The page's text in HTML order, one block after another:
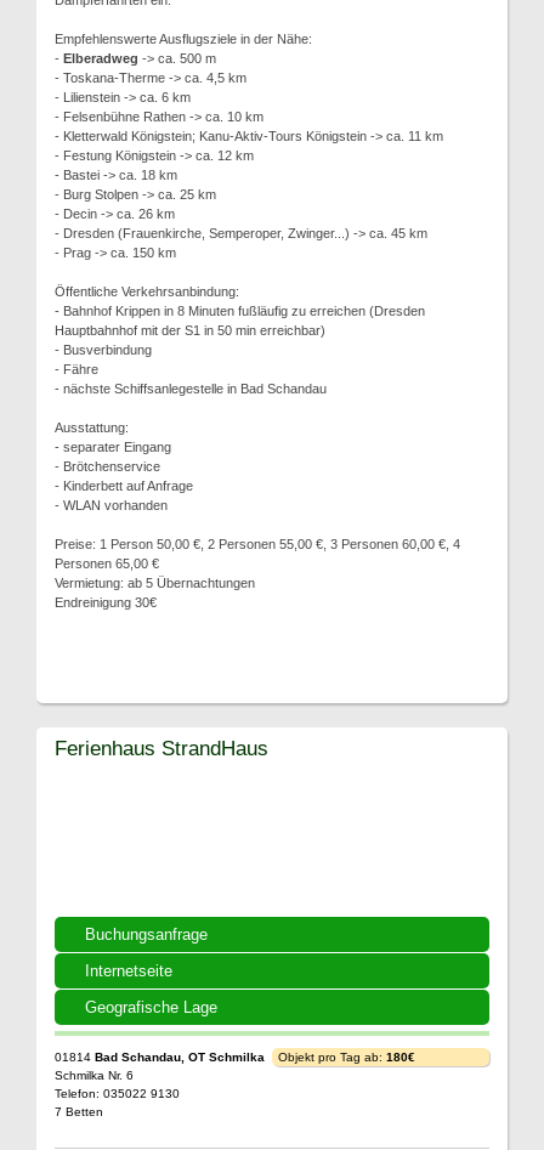
Empfehlenswerte Ausflugsziele in der Nähe:
- Elberadweg -> ca. 500 m
- Toskana-Therme -> ca. 4,5 km
- Lilienstein -> ca. 6 km
- Felsenbühne Rathen -> ca. 10 km
- Kletterwald Königstein; Kanu-Aktiv-Tours Königstein -> ca. 11 km
- Festung Königstein -> ca. 12 km
- Bastei -> ca. 18 km
- Burg Stolpen -> ca. 25 km
- Decin -> ca. 26 km
- Dresden (Frauenkirche, Semperoper, Zwinger...) -> ca. 45 km
- Prag -> ca. 150 km
Öffentliche Verkehrsanbindung:
- Bahnhof Krippen in 8 Minuten fußläufig zu erreichen (Dresden
Hauptbahnhof mit der S1 in 50 min erreichbar)
- Busverbindung
- Fähre
- nächste Schiffsanlegestelle in Bad Schandau
Ausstattung:
- separater Eingang
- Brötchenservice
- Kinderbett auf Anfrage
- WLAN vorhanden
Preise: 1 Person 50,00 €, 2 Personen 55,00 €, 3 Personen 60,00 €, 4
Personen 65,00 €
Vermietung: ab 5 Übernachtungen
Endreinigung 30€
Buchungsanfrage
Internetseite
Geografische Lage
Ferienhaus StrandHaus
01814 Bad Schandau, OT Schmilka
Schmilka Nr. 6
Telefon: 035022 9130
7 Betten
Objekt pro Tag ab: 180€